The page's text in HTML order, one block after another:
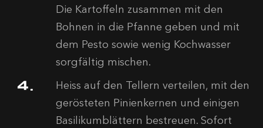
Die Kartoffeln zusammen mit den
Bohnen in die Pfanne geben und mit
dem Pesto sowie wenig Kochwasser
sorgfältig mischen.
Heiss auf den Tellern verteilen, mit den
gerösteten Pinienkernen und einigen
Basilikumblättern bestreuen. Sofort